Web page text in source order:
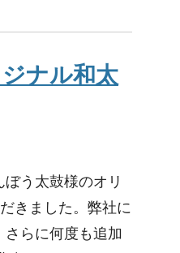
ナル和太
う太鼓様のオリ
きました。弊社に
さらに何度も追加